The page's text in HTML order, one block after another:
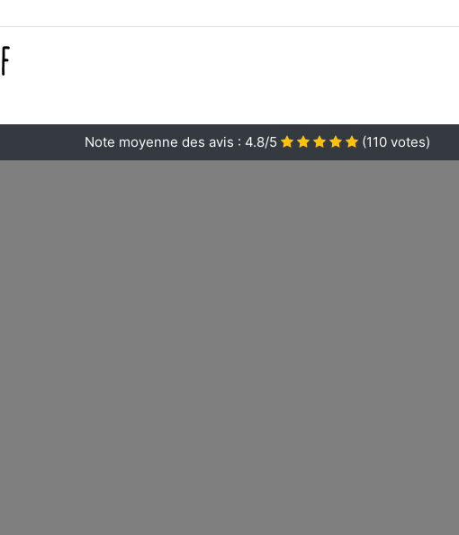
Note moyenne des avis : 4.8/5 (110 votes)